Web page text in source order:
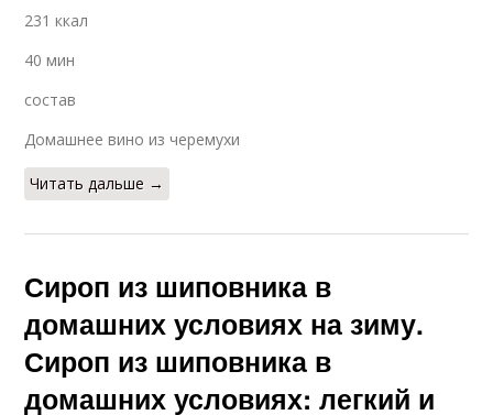
231 ккал
40 мин
состав
Домашнее вино из черемухи
Читать дальше →
Сироп из шиповника в
домашних условиях на зиму.
Сироп из шиповника в
домашних условиях: легкий и